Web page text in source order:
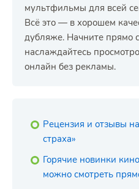
мультфильмы для всей
Всё это — в хорошем
дубляже. Начните прямо
наслаждайтесь
онлайн без рекламы.
Рецензия и отзывы
страха»
Горячие новинки
можно смотреть